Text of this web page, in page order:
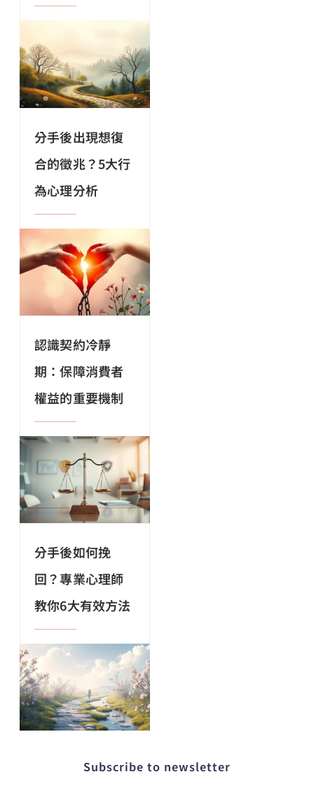
分手後出現想復
合的徵兆？5大行
為心理分析
認識契約冷靜
期：保障消費者
權益的重要機制
分手後如何挽
回？專業心理師
教你6大有效方法
Subscribe to newsletter​